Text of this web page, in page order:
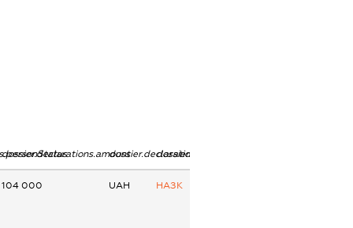
dossier.declarations.amountdossier.declarations.currency
dossier.declarations.source
104 000 UAH НАЗК